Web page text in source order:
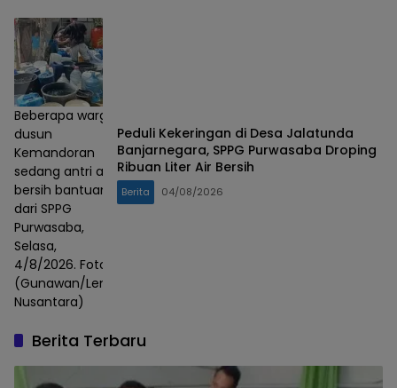
Beberapa warga
dusun
Kemandoran
sedang antri air
bersih bantuan
dari SPPG
Purwasaba,
Selasa,
4/8/2026. Foto :
(Gunawan/Lensa
Nusantara)
Peduli Kekeringan di Desa Jalatunda
Banjarnegara, SPPG Purwasaba Droping
Ribuan Liter Air Bersih
Berita 04/08/2026
Berita Terbaru